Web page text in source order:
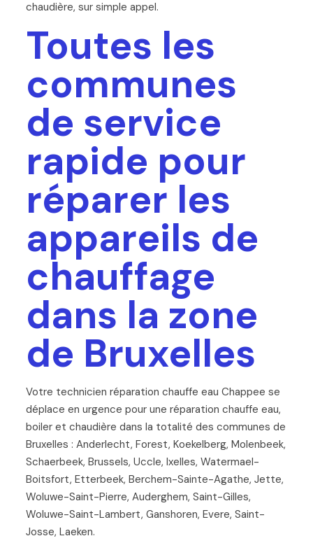
chaudière, sur simple appel.
Toutes les
communes
de service
rapide pour
réparer les
appareils de
chauffage
dans la zone
de Bruxelles
Votre technicien réparation chauffe eau Chappee se
déplace en urgence pour une réparation chauffe eau,
boiler et chaudière dans la totalité des communes de
Bruxelles : Anderlecht, Forest, Koekelberg, Molenbeek,
Schaerbeek, Brussels, Uccle, Ixelles, Watermael-
Boitsfort, Etterbeek, Berchem-Sainte-Agathe, Jette,
Woluwe-Saint-Pierre, Auderghem, Saint-Gilles,
Woluwe-Saint-Lambert, Ganshoren, Evere, Saint-
Josse, Laeken.